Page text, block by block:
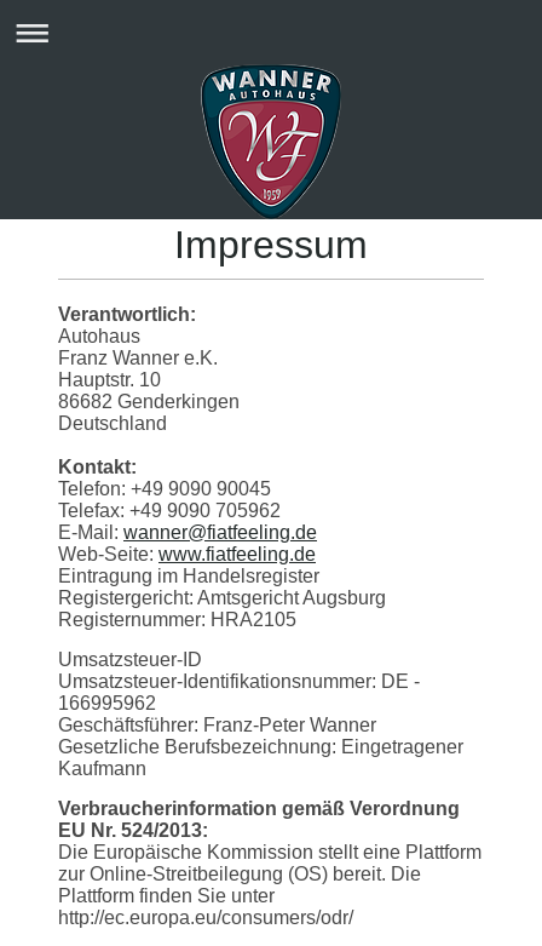
Impressum
Verantwortlich:
Autohaus
Franz Wanner e.K.
Hauptstr. 10
86682 Genderkingen
Deutschland
Kontakt:
Telefon: +49 9090 90045
Telefax: +49 9090 705962
E-Mail: wanner@fiatfeeling.de
Web-Seite: www.fiatfeeling.de
Eintragung im Handelsregister
Registergericht: Amtsgericht Augsburg
Registernummer: HRA2105
Umsatzsteuer-ID
Umsatzsteuer-Identifikationsnummer: DE -
166995962
Geschäftsführer: Franz-Peter Wanner
Gesetzliche Berufsbezeichnung: Eingetragener
Kaufmann
Verbraucherinformation gemäß Verordnung
EU Nr. 524/2013:
Die Europäische Kommission stellt eine Plattform
zur Online-Streitbeilegung (OS) bereit. Die
Plattform finden Sie unter
http://ec.europa.eu/consumers/odr/